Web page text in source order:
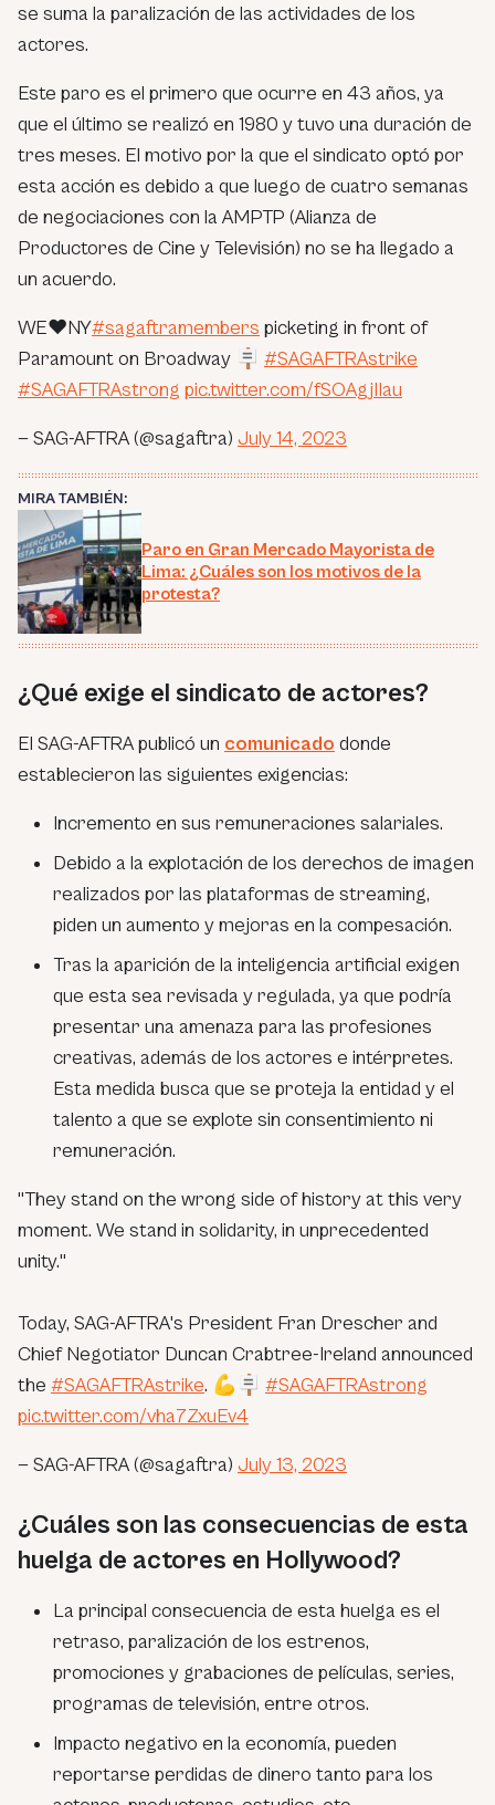
se suma la paralización de las actividades de los
actores.
Este paro es el primero que ocurre en 43 años, ya
que el último se realizó en 1980 y tuvo una duración de
tres meses. El motivo por la que el sindicato optó por
esta acción es debido a que luego de cuatro semanas
de negociaciones con la AMPTP (Alianza de
Productores de Cine y Televisión) no se ha llegado a
un acuerdo.
WE❤️NY#sagaftramembers picketing in front of
Paramount on Broadway 🪧 #SAGAFTRAstrike
#SAGAFTRAstrong pic.twitter.com/fSOAgjIIau
— SAG-AFTRA (@sagaftra) July 14, 2023
MIRA TAMBIÉN:
Paro en Gran Mercado Mayorista de
Lima: ¿Cuáles son los motivos de la
protesta?
¿Qué exige el sindicato de actores?
El SAG-AFTRA publicó un comunicado donde
establecieron las siguientes exigencias:
Incremento en sus remuneraciones salariales.
Debido a la explotación de los derechos de imagen
realizados por las plataformas de streaming,
piden un aumento y mejoras en la compesación.
Tras la aparición de la inteligencia artificial exigen
que esta sea revisada y regulada, ya que podría
presentar una amenaza para las profesiones
creativas, además de los actores e intérpretes.
Esta medida busca que se proteja la entidad y el
talento a que se explote sin consentimiento ni
remuneración.
"They stand on the wrong side of history at this very
moment. We stand in solidarity, in unprecedented
unity."
Today, SAG-AFTRA's President Fran Drescher and
Chief Negotiator Duncan Crabtree-Ireland announced
the #SAGAFTRAstrike. 💪🪧 #SAGAFTRAstrong
pic.twitter.com/vha7ZxuEv4
— SAG-AFTRA (@sagaftra) July 13, 2023
¿Cuáles son las consecuencias de esta
huelga de actores en Hollywood?
La principal consecuencia de esta huelga es el
retraso, paralización de los estrenos,
promociones y grabaciones de películas, series,
programas de televisión, entre otros.
Impacto negativo en la economía, pueden
reportarse perdidas de dinero tanto para los